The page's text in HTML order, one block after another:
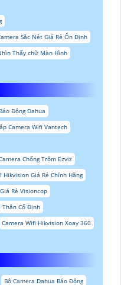
Sắc Nét Giá Rẻ Ổn Định
Thấy chữ Màn Hình
Động Dahua
Camera Wifi Vantech
Chống Trộm Ezviz
Hikvision Giá Rẻ Chính Hãng
Rẻ Visioncop
Thân Cố Định
Camera Wifi Hikvision Xoay 360
Bộ Camera Dahua Báo Động